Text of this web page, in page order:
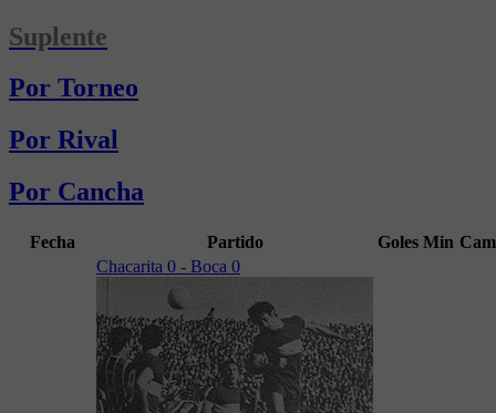
Suplente
Por Torneo
Por Rival
Por Cancha
Fecha Partido Goles Min
Chacarita 0 - Boca 0